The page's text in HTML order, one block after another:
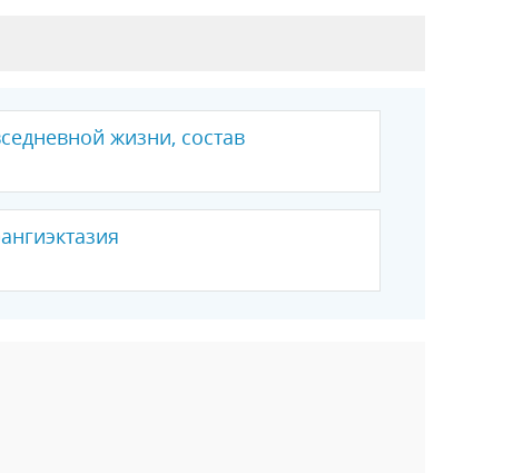
жизни, состав